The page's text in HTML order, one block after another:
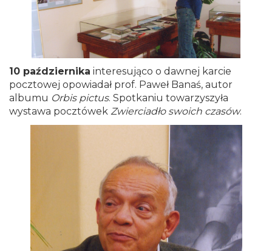
10 października interesująco o dawnej karcie
pocztowej opowiadał prof. Paweł Banaś, autor
albumu Orbis pictus. Spotkaniu towarzyszyła
wystawa pocztówek Zwierciadło swoich czasów.